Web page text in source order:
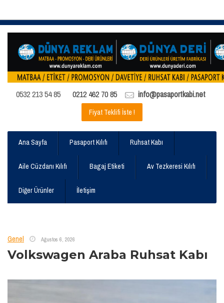
0532 213 54 85 0212 462 70 85 info@pasaportkabi.net
Fiyat Teklifi İste !
Ana Sayfa Pasaport Kılıfı Ruhsat Kabı
Aile Cüzdanı Kılıfı Bagaj Etiketi Av Tezkeresi Kılıfı
Diğer Ürünler İletişim
Genel Ağustos 6, 2026
Volkswagen Araba Ruhsat Kabı